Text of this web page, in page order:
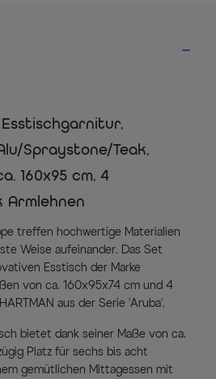
Esstischgarnitur,
Spraystone/Teak,
160x95 cm, 4
Armlehnen
treffen hochwertige Materialien
Weise aufeinander. Das Set
Esstisch der Marke
von ca. 160x95x74 cm und 4
aus der Serie 'Aruba'.
bietet dank seiner Maße von ca.
Platz für sechs bis acht
gemütlichen Mittagessen mit